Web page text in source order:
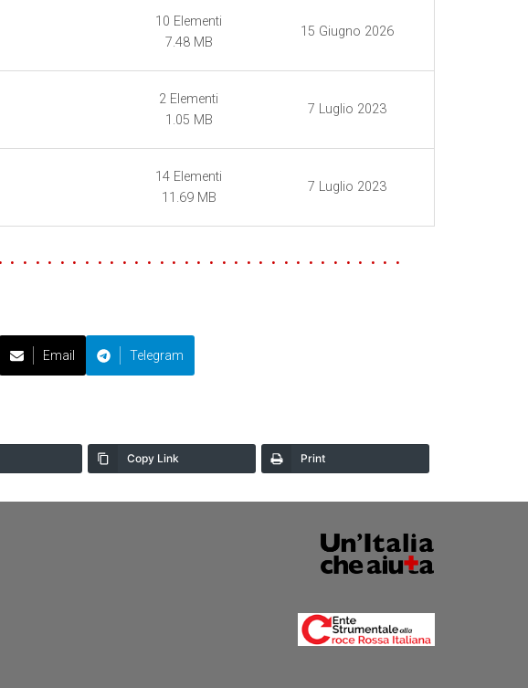
10 Elementi
7.48 MB
15 Giugno 2026
2 Elementi
1.05 MB
7 Luglio 2023
14 Elementi
11.69 MB
7 Luglio 2023
. . . . . . . . . . . . . . . . . . . . . . . . . . . . . . .
Email Telegram
Copy Link Print